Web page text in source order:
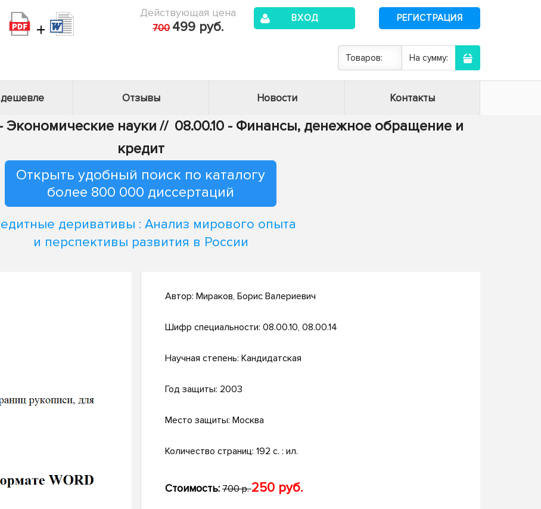
+
Действующая цена
700 499 руб.
ВХОД РЕГИСТРАЦИЯ
Товаров: На сумму:
Отзывы Новости Контакты
Экономические науки // 08.00.10 - Финансы, денежное обращение и
кредит
Открыть удобный поиск по каталогу
более 800 000 диссертаций
деривативы : Анализ мирового опыта
и перспективы развития в России
Автор: Мираков, Борис Валериевич
Шифр специальности: 08.00.10, 08.00.14
Научная степень: Кандидатская
Год защиты: 2003
Место защиты: Москва
Количество страниц: 192 с. : ил.
Стоимость: 700 р.250 руб.